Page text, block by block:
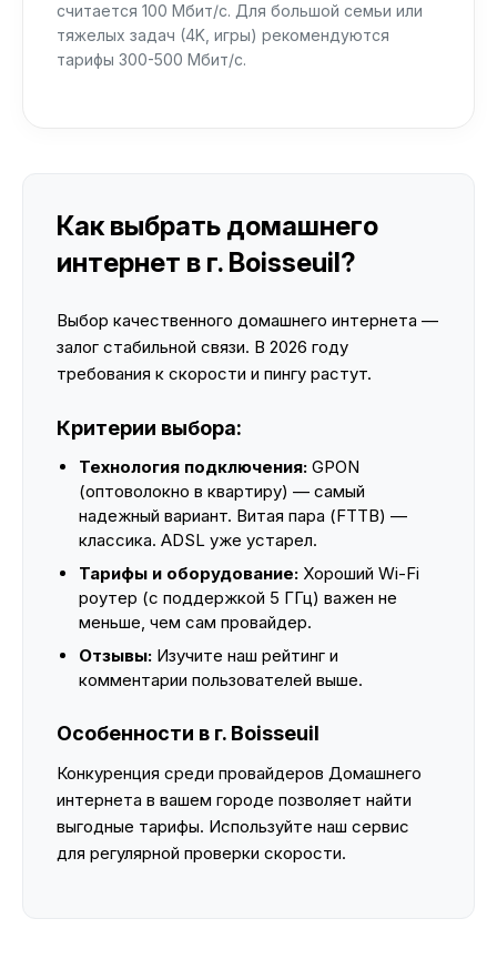
считается 100 Мбит/с. Для большой семьи или
тяжелых задач (4K, игры) рекомендуются
тарифы 300-500 Мбит/с.
Как выбрать домашнего
интернет в г. Boisseuil?
Выбор качественного домашнего интернета —
залог стабильной связи. В 2026 году
требования к скорости и пингу растут.
Критерии выбора:
Технология подключения: GPON
(оптоволокно в квартиру) — самый
надежный вариант. Витая пара (FTTB) —
классика. ADSL уже устарел.
Тарифы и оборудование: Хороший Wi-Fi
роутер (с поддержкой 5 ГГц) важен не
меньше, чем сам провайдер.
Отзывы: Изучите наш рейтинг и
комментарии пользователей выше.
Особенности в г. Boisseuil
Конкуренция среди провайдеров Домашнего
интернета в вашем городе позволяет найти
выгодные тарифы. Используйте наш сервис
для регулярной проверки скорости.